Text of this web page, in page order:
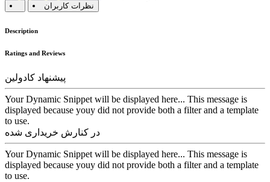
نظرات کاربران
Description
Ratings and Reviews
پیشنهاد کادولین
Your Dynamic Snippet will be displayed here... This message is
displayed because youy did not provide both a filter and a template
to use.
در کنارش خریداری شده
Your Dynamic Snippet will be displayed here... This message is
displayed because youy did not provide both a filter and a template
to use.